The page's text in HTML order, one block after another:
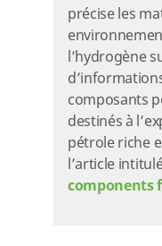
précise les
l’hydrogène
composants
destinés à
pétrole riche
l’article
components